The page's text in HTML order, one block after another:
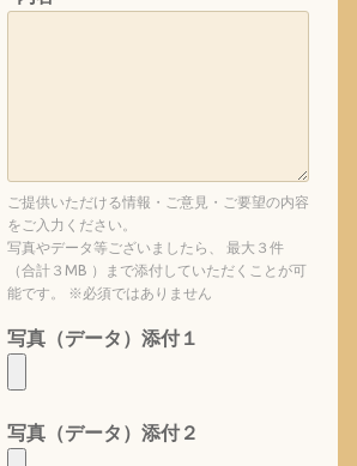
ご提供いただける情報・ご意見・ご要望の内容
をご入力ください。
写真やデータ等ございましたら、 最大３件
（合計３MB ）まで添付していただくことが可
能です。 ※必須ではありません
写真（データ）添付１
写真（データ）添付２